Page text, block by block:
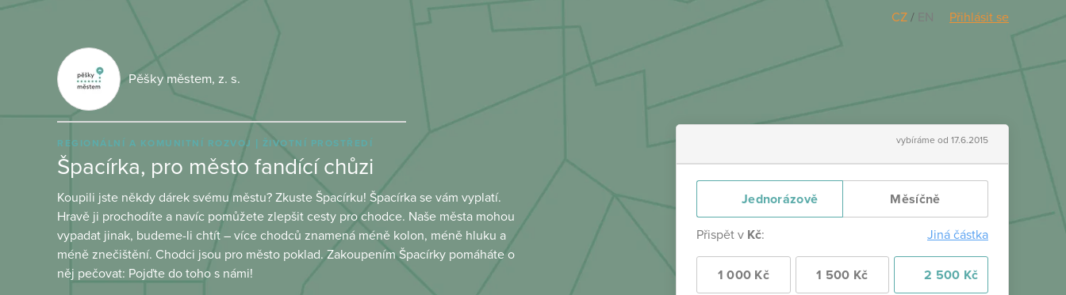
CZ / EN Přihlásit se
Pěšky městem, z. s.
REGIONÁLNÍ A KOMUNITNÍ ROZVOJ ŽIVOTNÍ PROSTŘEDÍ
Špacírka, pro město fandící chůzi
Koupili jste někdy dárek svému městu? Zkuste Špacírku! Špacírka se vám vyplatí.
Hravě ji prochodíte a navíc pomůžete zlepšit cesty pro chodce. Naše města mohou
vypadat jinak, budeme-li chtít – více chodců znamená méně kolon, méně hluku a
méně znečištění. Chodci jsou pro město poklad. Zakoupením Špacírky pomáháte o
něj pečovat: Pojďte do toho s námi!
vybíráme od 17.6.2015
Jednorázově Měsíčně
Přispět v Kč: Jiná částka
1 000 Kč 1 500 Kč 2 500 Kč